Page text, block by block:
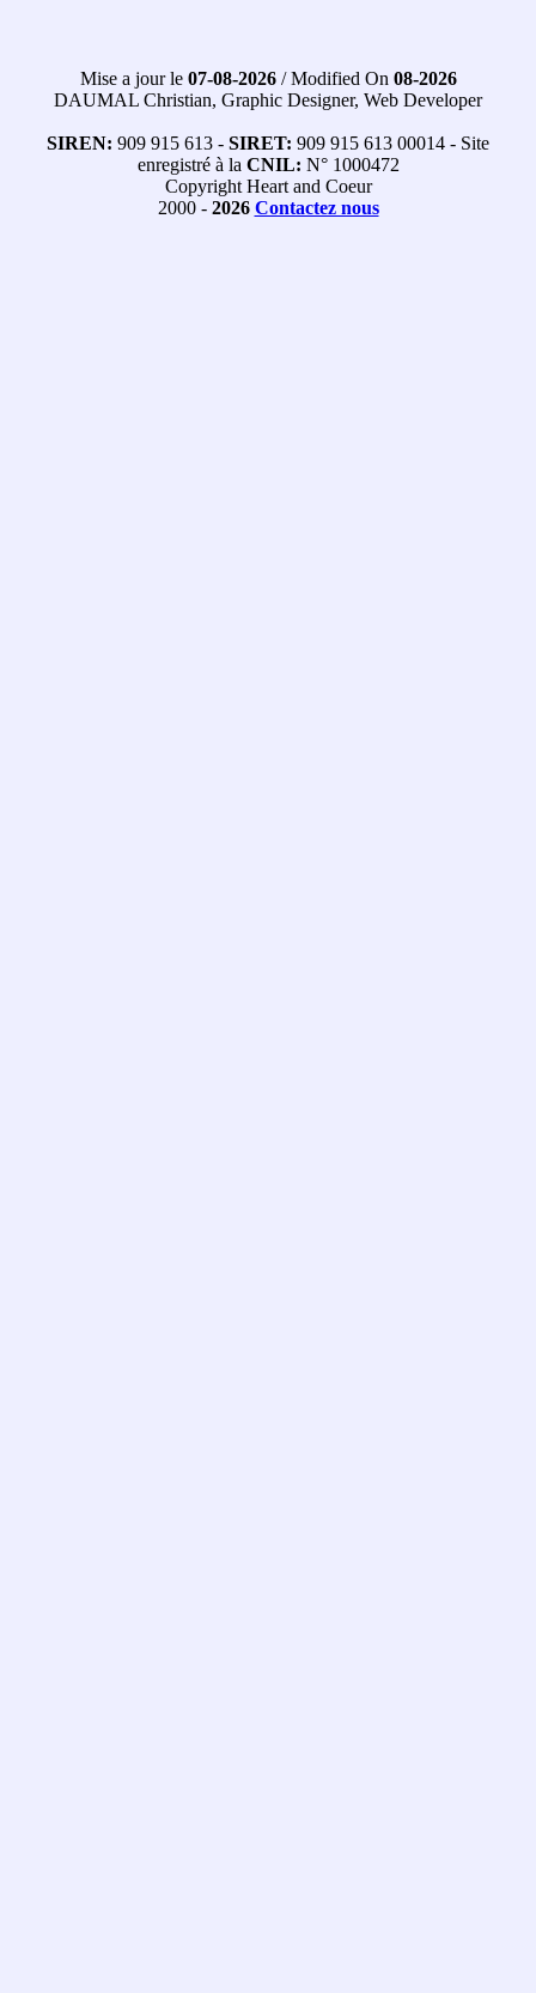
Mise a jour le 07-08-2026/ Modified On 08-2026
DAUMAL Christian, Graphic Designer, Web Developer
SIREN: 909 915 613 - SIRET: 909 915 613 00014 - Site
enregistré à la CNIL: N° 1000472
Copyright Heart and Coeur
2000 - 2026 Contactez nous